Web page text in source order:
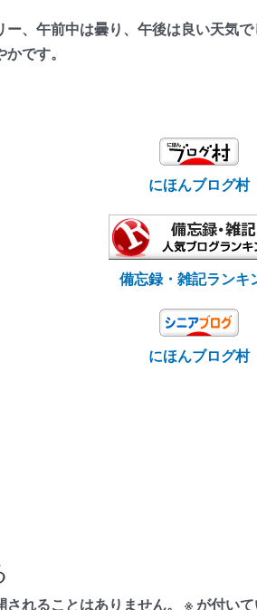
、午前中は曇り、午後は良い天気
です。
にほんブログ村
備忘録・雑記ランキ
にほんブログ村
れることはありません。 ※ が付い